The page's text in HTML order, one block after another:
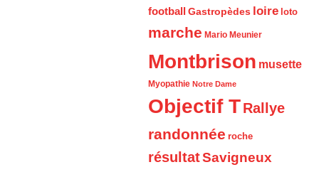
football Gastropèdes loire loto
marche Mario Meunier
Montbrison musette
Myopathie Notre Dame
Objectif TRallye
randonnée roche
résultatSavigneux